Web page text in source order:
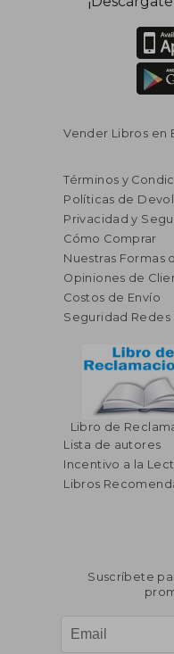
$
45%
dcto.
$
$
Vender Libros en
Términos y
Políticas de
Privacidad y
Cómo Comprar
Nuestras Formas
Opiniones de
Costos de Envío
Seguridad Redes
Libro de
Lista de autores
Incentivo a la
Libros
Suscríbete